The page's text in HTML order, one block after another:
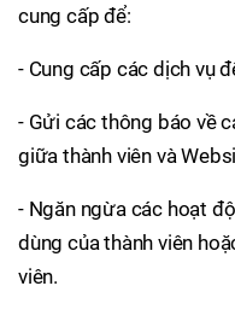
cung cấp để:
- Cung cấp các dịch vụ
- Gửi các thông báo về
giữa thành viên và
- Ngăn ngừa các hoạt
dùng của thành viên
viên.